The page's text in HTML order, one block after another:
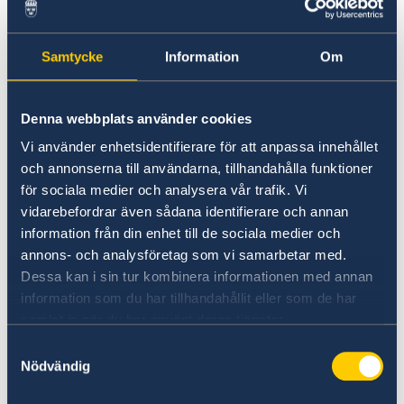
Samtycke Information Om
Denna webbplats använder cookies
Vi använder enhetsidentifierare för att anpassa innehållet
och annonserna till användarna, tillhandahålla funktioner
för sociala medier och analysera vår trafik. Vi
vidarebefordrar även sådana identifierare och annan
information från din enhet till de sociala medier och
annons- och analysföretag som vi samarbetar med.
Dessa kan i sin tur kombinera informationen med annan
information som du har tillhandahållit eller som de har
Nödvändig
116 Shinmunno 1-ga, Jongno-gu, Seoul
Telephone: (02) 738-7733
Haldex Korea Ltd
Website:www.haldex.comAddress: #2-305 Ace
Hightech City, 54-66, 3-ga, Munrae-dong,
Youngdeungpo-gu, Seoul
Telephone: (02) 2636-7545
Fax: (02) 2636-7548
H&M Hennes & Mauritz Ltd
Website:www.hm.com